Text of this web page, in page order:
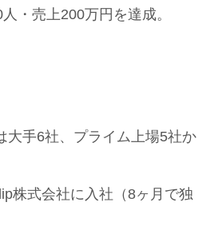
・売上200万円を達成。
大手6社、プライム上場5社か
株式会社に入社（8ヶ月で独